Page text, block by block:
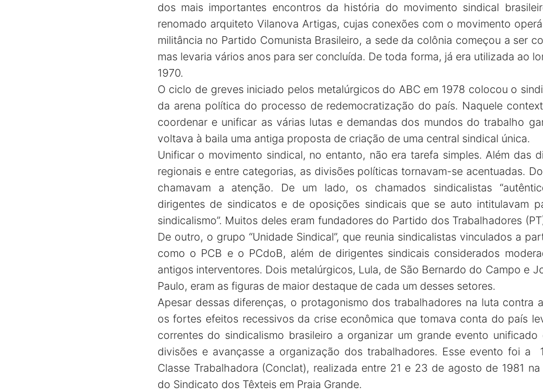
dos mais importantes encontros da história do movimento sindical
renomado arquiteto Vilanova Artigas, cujas conexões com o movimento
militância no Partido Comunista Brasileiro, a sede da colônia começou a ser
mas levaria vários anos para ser concluída. De toda forma, já era utilizada ao
1970.
O ciclo de greves iniciado pelos metalúrgicos do ABC em 1978 colocou o
da arena política do processo de redemocratização do país. Naquele
coordenar e unificar as várias lutas e demandas dos mundos do trabalho
voltava à baila uma antiga proposta de criação de uma central sindical única.
Unificar o movimento sindical, no entanto, não era tarefa simples. Além das
regionais e entre categorias, as divisões políticas tornavam-se acentuadas.
chamavam a atenção. De um lado, os chamados sindicalistas
dirigentes de sindicatos e de oposições sindicais que se auto intitulavam
sindicalismo”. Muitos deles eram fundadores do Partido dos Trabalhadores
De outro, o grupo “Unidade Sindical”, que reunia sindicalistas vinculados a
como o PCB e o PCdoB, além de dirigentes sindicais considerados
antigos interventores. Dois metalúrgicos, Lula, de São Bernardo do Campo e
Paulo, eram as figuras de maior destaque de cada um desses setores.
Apesar dessas diferenças, o protagonismo dos trabalhadores na luta contra
os fortes efeitos recessivos da crise econômica que tomava conta do país
correntes do sindicalismo brasileiro a organizar um grande evento unificado
divisões e avançasse a organização dos trabalhadores. Esse evento foi a
Classe Trabalhadora (Conclat), realizada entre 21 e 23 de agosto de 1981
do Sindicato dos Têxteis em Praia Grande.